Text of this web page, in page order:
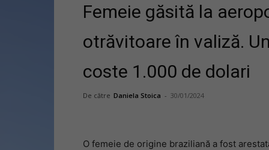
Femeie găsită la
otrăvitoare în valiză.
coste 1.000 de dolari
De către Daniela Stoica - 30/01/2024
O femeie de origine braziliană a fost